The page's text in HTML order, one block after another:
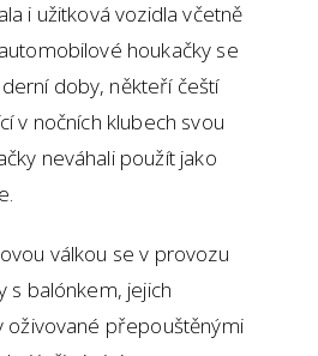
i užitková vozidla včetně
houkačky se
doby, někteří čeští
v nočních klubech svou
neváhali použít jako
válkou se v provozu
s balónkem, jejich
oživované přepouštěnými